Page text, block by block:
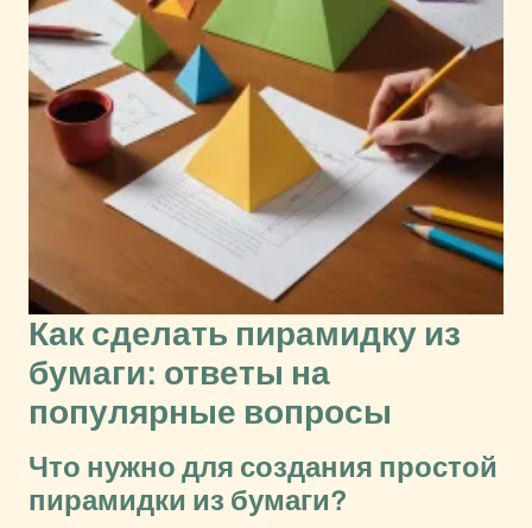
Как сделать пирамидку из
бумаги: ответы на
популярные вопросы
Что нужно для создания простой
пирамидки из бумаги?